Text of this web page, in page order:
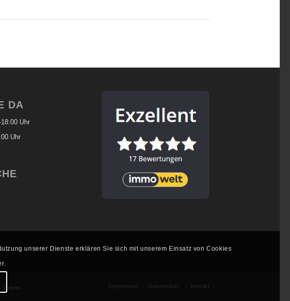
DA
Uhr
Uhr
Theme Impressum Datenschutz Kontakt
unserer Dienste erklären Sie sich mit unserem Einsatz von Cookies